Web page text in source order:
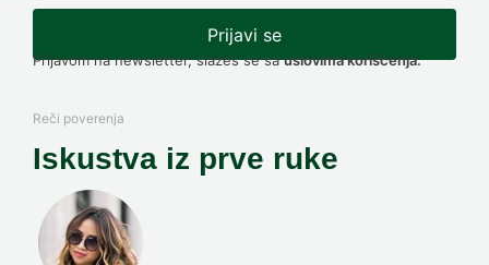
Prijavi se
Prijavom na newsletter, slažeš se sauslovima korišćenja.
Reči poverenja
Iskustva iz prve ruke